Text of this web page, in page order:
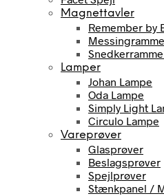
Magnettavler
Remember by
Lamper
Johan Lampe
Oda Lampe
Simply Light
Circulo Lampe
Vareprøver
Glasprøver
Beslagsprøver
Spejlprøver
Stænkpanel /